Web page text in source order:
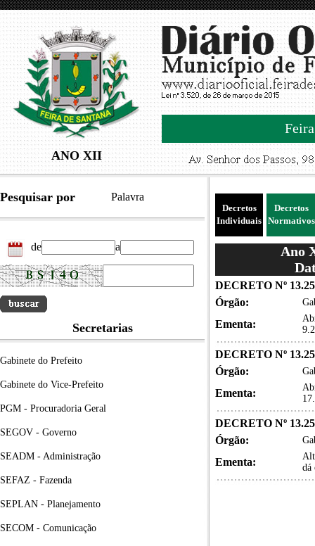
ANO XII
Pesquisar por Palavra
de a
Secretarias
Gabinete do Prefeito
Gabinete do Vice-Prefeito
PGM - Procuradoria Geral
SEGOV - Governo
SEADM - Administração
SEFAZ - Fazenda
SEPLAN - Planejamento
SECOM - Comunicação
Decretos
Individuais
Decretos
Normativos
Ano
DECRETO Nº
Órgão:
Ementa:
DECRETO Nº
Órgão:
Ementa:
DECRETO Nº
Órgão:
Ementa:
dá